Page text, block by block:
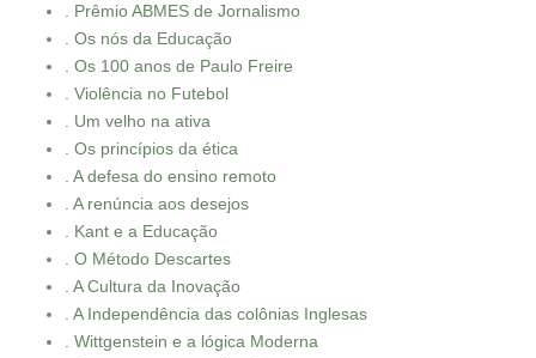
. Prêmio ABMES de Jornalismo
. Os nós da Educação
. Os 100 anos de Paulo Freire
. Violência no Futebol
. Um velho na ativa
. Os princípios da ética
. A defesa do ensino remoto
. A renúncia aos desejos
. Kant e a Educação
. O Método Descartes
. A Cultura da Inovação
. A Independência das colônias Inglesas
. Wittgenstein e a lógica Moderna